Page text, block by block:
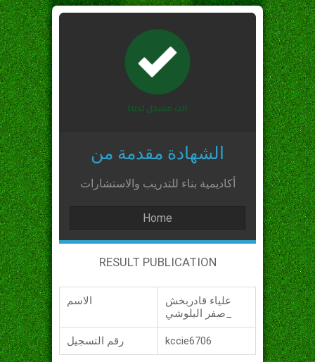
الشهادة مقدمة من
أكاديمية بناء للتدريب والاستشارات
Home
RESULT PUBLICATION
الاسم
علياء قادربخش
رقم التسجيل kccie6706